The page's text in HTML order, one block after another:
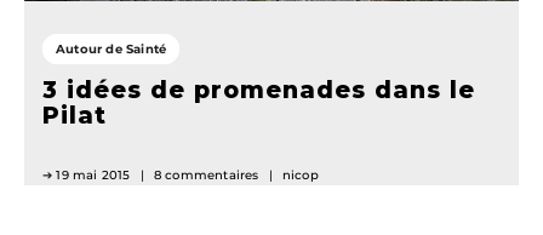
Autour de Sainté
3 idées de promenades dans le
Pilat
19 mai 2015 8 commentaires nicop